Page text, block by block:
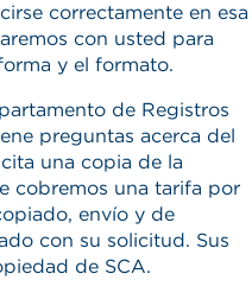
correctamente en esa
con usted para
y el formato.
de Registros
preguntas acerca del
una copia de la
cobremos una tarifa por
envío y de
con su solicitud. Sus
de SCA.